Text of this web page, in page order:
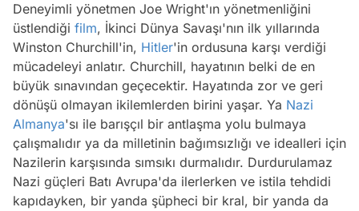
Deneyimli yönetmen Joe Wright'ın yönetmenliğini
üstlendiği film, İkinci Dünya Savaşı'nın ilk yıllarında
Winston Churchill'in, Hitler'in ordusuna karşı verdiği
mücadeleyi anlatır. Churchill, hayatının belki de en
büyük sınavından geçecektir. Hayatında zor ve geri
dönüşü olmayan ikilemlerden birini yaşar. Ya Nazi
Almanya'sı ile barışçıl bir antlaşma yolu bulmaya
çalışmalıdır ya da milletinin bağımsızlığı ve idealleri için
Nazilerin karşısında sımsıkı durmalıdır. Durdurulamaz
Nazi güçleri Batı Avrupa'da ilerlerken ve istila tehdidi
kapıdayken, bir yanda şüpheci bir kral, bir yanda da